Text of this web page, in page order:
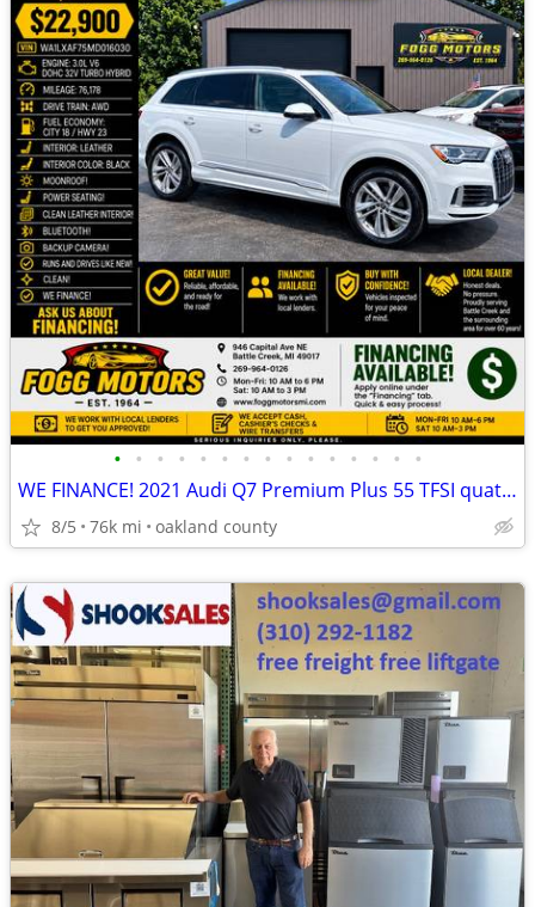
• • • • • • • • • • • • • • •
WE FINANCE! 2021 Audi Q7 Premium Plus 55 TFSI quattro
8/5 76k mi oakland county